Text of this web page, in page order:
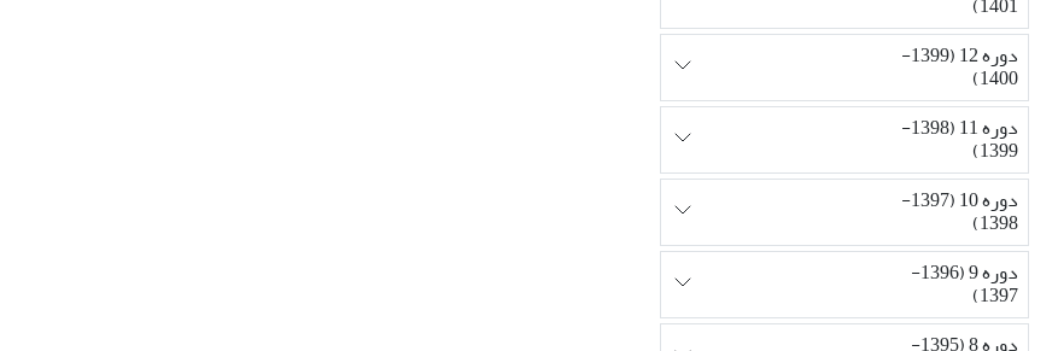
دوره 12 (1399-
1400)
دوره 11 (1398-
1399)
دوره 10 (1397-
1398)
دوره 9 (1396-
1397)